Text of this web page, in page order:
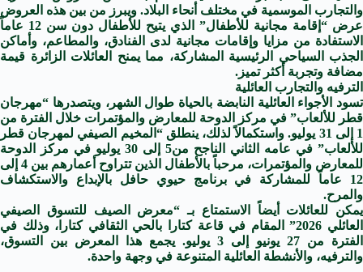
والتجارب الموسمية في مختلف أنحاء البلاد. ويبرز من بين هذه العروض
عرض “إقامة مجانية للأطفال” الذي يتيح للأطفال دون سن 12 عاماً
الاستفادة من مزايا وإقامات مجانية لدى الفنادق، والمطاعم، وأماكن
الجذب السياحي الرئيسية المشاركة، مما يمنح العائلات الزائرة قيمة
مضافة وتجربة أكثر تميز.
الترفيه والتجارب العائلية
تسود الأجواء العائلية النابضة بالحياة طوال الشهر، ويتصدرها “مهرجان
قطر للألعاب” في مركز الدوحة للمعارض والمؤتمرات خلال الفترة من
1 إلى 31 يوليو. واستكمالاً لذلك، ينطلق “المخيم الصيفي لمهرجان قطر
للألعاب” في عامه الثاني الناجح من5 إلى 30 يوليو في مركز الدوحة
للمعارض والمؤتمرات، مرحباً بالأطفال الذين تتراوح أعمارهم بين 4 إلى
12 عاماً للمشاركة في برنامج حيوي حافل بالإبداع والاستكشاف
والمرح.
يمكن للعائلات أيضاً الاستمتاع بـ “معرض الصيف للتسوق الصيفي
العائلي 2026” المقام في قاعة كتارا بالحي الثقافي كتارا، وذلك في
الفترة من 27 يونيو إلى 3 يوليو. يجمع هذا المعرض بين التسوق،
والترفيه، والأنشطة العائلية المتنوعة في وجهة واحدة.